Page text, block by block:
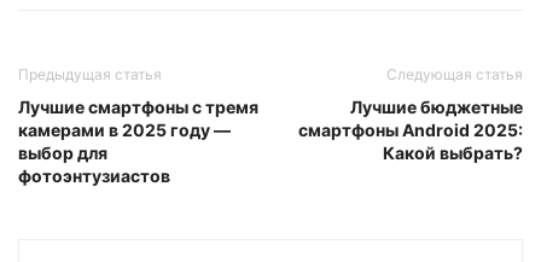
Предыдущая статья
Лучшие смартфоны с тремя
камерами в 2025 году —
выбор для
фотоэнтузиастов
Следующая статья
Лучшие бюджетные
смартфоны Android 2025:
Какой выбрать?